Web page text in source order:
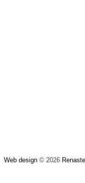
Web design© 2026